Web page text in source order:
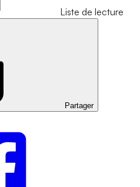
Liste de lecture
Partager